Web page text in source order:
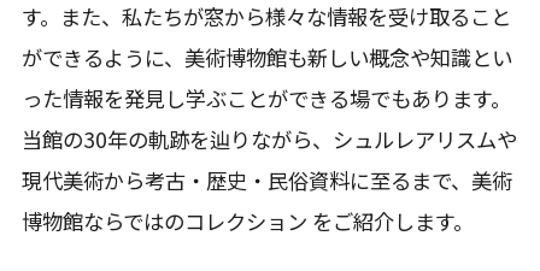
す。また、私たちが窓から様々な情報を受け取ること
ができるように、美術博物館も新しい概念や知識とい
った情報を発見し学ぶことができる場でもあります。
当館の30年の軌跡を辿りながら、シュルレアリスムや
現代美術から考古・歴史・民俗資料に至るまで、美術
博物館ならではのコレクション をご紹介します。